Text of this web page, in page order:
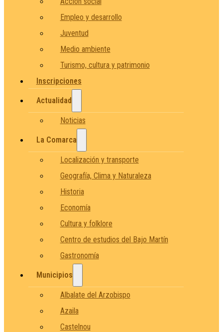
Empleo y desarrollo
Juventud
Medio ambiente
Turismo, cultura y patrimonio
Inscripciones
Actualidad
Noticias
La Comarca
Localización y transporte
Geografía, Clima y Naturaleza
Historia
Economía
Cultura y folklore
Centro de estudios del Bajo Martín
Gastronomía
Municipios
Albalate del Arzobispo
Azaila
Castelnou